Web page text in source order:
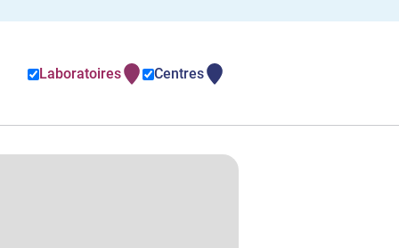
Laboratoires Centres